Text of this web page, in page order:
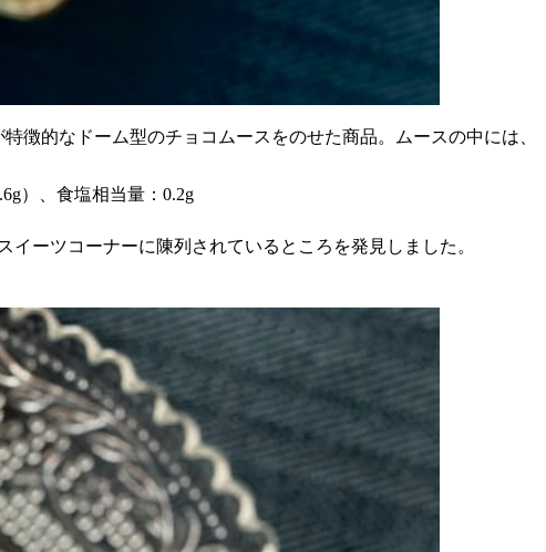
徴的なドーム型のチョコムースをのせた商品。ムースの中には、
）、食塩相当量：0.2g
ーツコーナーに陳列されているところを発見しました。